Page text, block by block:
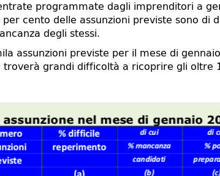
programmate dagli imprenditori a
cento delle assunzioni previste sono di
degli stessi.
assunzioni previste per il mese di
grandi difficoltà a ricoprire gli oltre